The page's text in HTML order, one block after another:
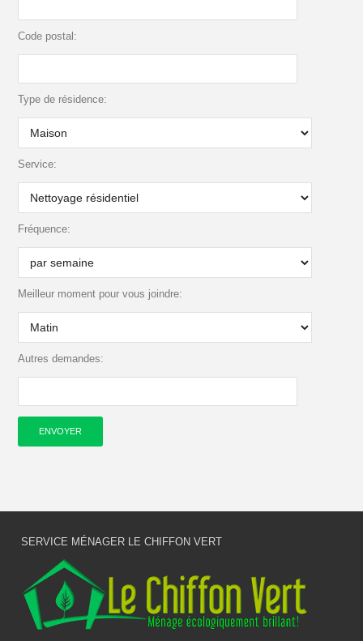
Code postal:
Type de résidence:
Service:
Fréquence:
Meilleur moment pour vous joindre:
Autres demandes:
SERVICE MÉNAGER LE CHIFFON VERT